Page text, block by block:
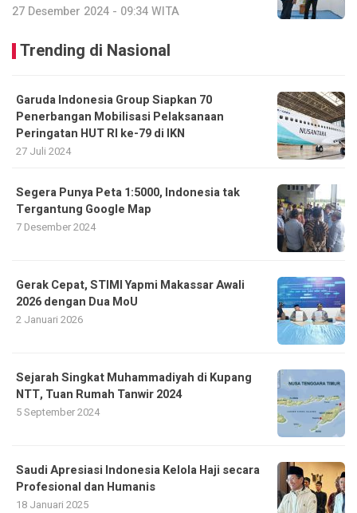
27 Desember 2024 - 09:34 WITA
Trending di Nasional
Garuda Indonesia Group Siapkan 70
Penerbangan Mobilisasi Pelaksanaan
Peringatan HUT RI ke-79 di IKN
27 Juli 2024
Segera Punya Peta 1:5000, Indonesia tak
Tergantung Google Map
7 Desember 2024
Gerak Cepat, STIMI Yapmi Makassar Awali
2026 dengan Dua MoU
2 Januari 2026
Sejarah Singkat Muhammadiyah di Kupang
NTT, Tuan Rumah Tanwir 2024
5 September 2024
Saudi Apresiasi Indonesia Kelola Haji secara
Profesional dan Humanis
18 Januari 2025